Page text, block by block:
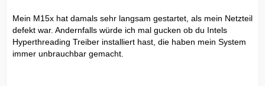
Mein M15x hat damals sehr langsam gestartet, als mein Netzteil
defekt war. Andernfalls würde ich mal gucken ob du Intels
Hyperthreading Treiber installiert hast, die haben mein System
immer unbrauchbar gemacht.